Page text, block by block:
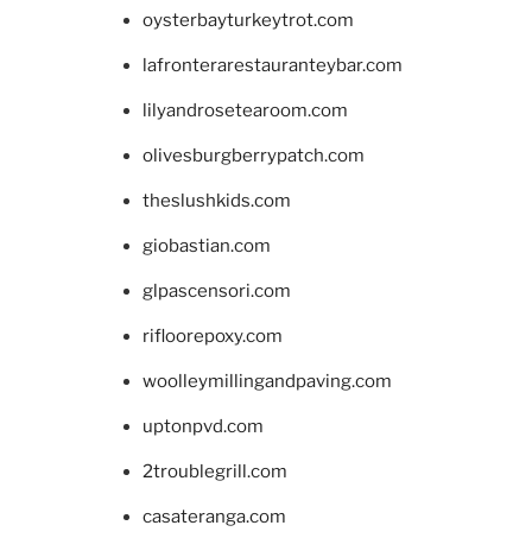
oysterbayturkeytrot.com
lafronterarestauranteybar.com
lilyandrosetearoom.com
olivesburgberrypatch.com
theslushkids.com
giobastian.com
glpascensori.com
rifloorepoxy.com
woolleymillingandpaving.com
uptonpvd.com
2troublegrill.com
casateranga.com